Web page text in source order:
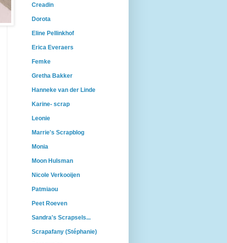
Creadin
Dorota
Eline Pellinkhof
Erica Everaers
Femke
Gretha Bakker
Hanneke van der Linde
Karine- scrap
Leonie
Marrie's Scrapblog
Monia
Moon Hulsman
Nicole Verkooijen
Patmiaou
Peet Roeven
Sandra's Scrapsels...
Scrapafany (Stéphanie)